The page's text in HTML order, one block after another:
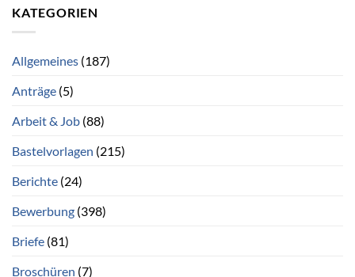
KATEGORIEN
Allgemeines (187)
Anträge (5)
Arbeit & Job (88)
Bastelvorlagen (215)
Berichte (24)
Bewerbung (398)
Briefe (81)
Broschüren (7)